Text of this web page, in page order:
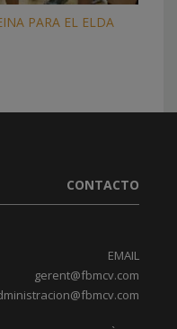
PARA EL ELDA
CONTACTO
EMAIL
gerent@fbmcv.com